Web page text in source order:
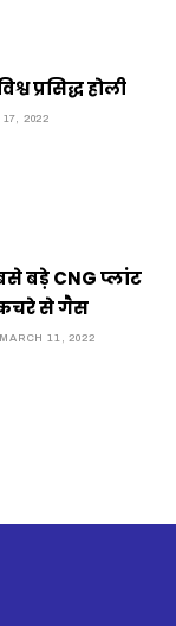
प्रसिद्ध होली
17, 2022
बड़े CNG प्लांट
से गैस
MARCH 11, 2022